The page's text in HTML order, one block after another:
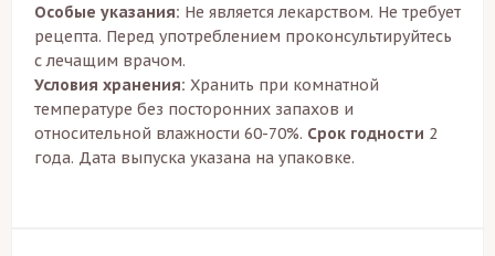
Особые указания: Не является лекарством. Не требует
рецепта. Перед употреблением проконсультируйтесь
с лечащим врачом.
Условия хранения: Хранить при комнатной
температуре без посторонних запахов и
относительной влажности 60-70%. Срок годности 2
года. Дата выпуска указана на упаковке.